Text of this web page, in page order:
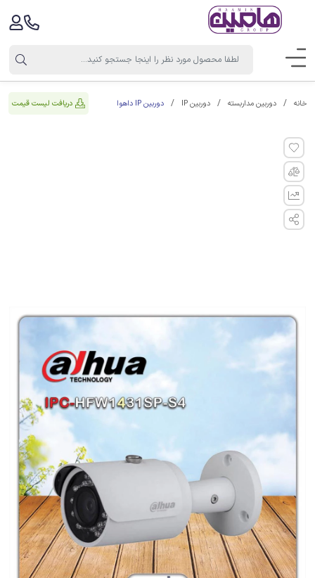
خانه دوربین مداربسته دوربین IP دوربین IP داهوا دریافت لیست قیمت